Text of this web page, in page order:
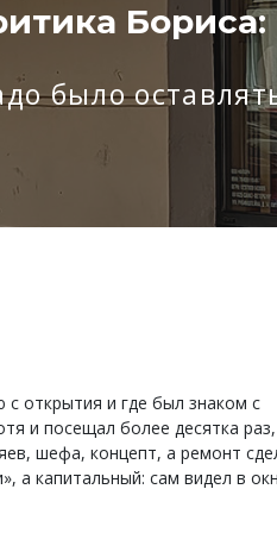
Бориса:
было
открытия и где был знаком с
и посещал более десятка
шефа, концепт, а ремонт
а капитальный: сам видел в